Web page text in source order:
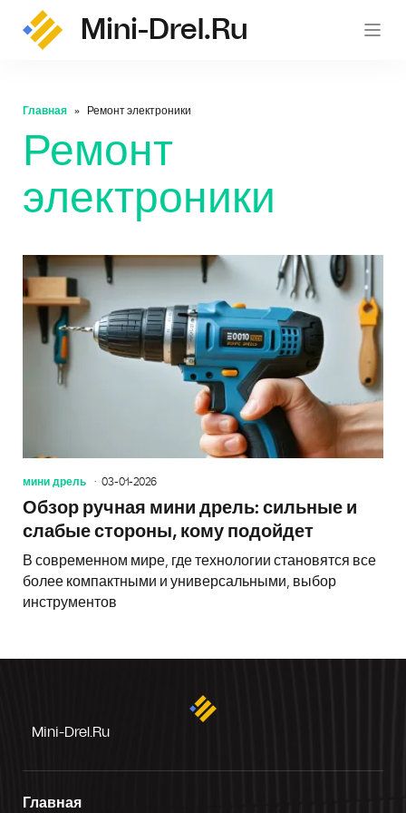
Mini-Drel.ru
Главная Ремонт электроники
Ремонт
электроники
мини дрель 03-01-2026
Обзор ручная мини дрель: сильные и
слабые стороны, кому подойдет
В современном мире, где технологии становятся все
более компактными и универсальными, выбор
инструментов
Mini-Drel.ru
Главная